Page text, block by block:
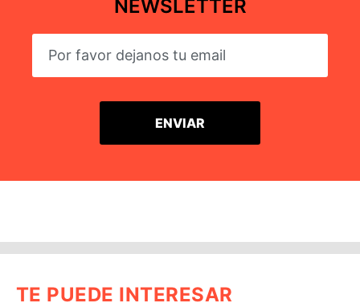
NEWSLETTER
TE PUEDE INTERESAR